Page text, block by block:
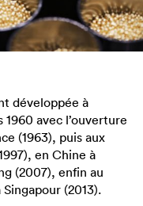
développée à
avec l’ouverture
(1963), puis aux
en Chine à
(2007), enfin au
(2013).